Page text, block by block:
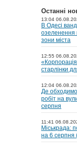
Останні
13:04
В Одесі
озеленення
зони міста
12:55
«Корпорація
старлінки
12:04
Де
робіт на
серпня
11:41
Міськрада:
на 6 серпня